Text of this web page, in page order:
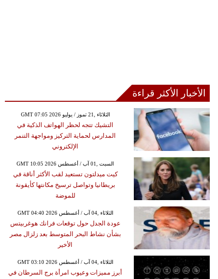
الأخبار الأكثر قراءة
GMT 07:05 2026 الثلاثاء ,21 تموز / يوليو
التشيك تتجه لحظر الهواتف الذكية في
المدارس لحماية التركيز ومواجهة التنمر
الإلكتروني
GMT 10:05 2026 السبت ,01 آب / أغسطس
كيت ميدلتون تستعيد لقب الأكثر أناقة في
بريطانيا وتواصل ترسيخ مكانتها كأيقونة
للموضة
GMT 04:40 2026 الثلاثاء ,04 آب / أغسطس
عودة الجدل حول توقعات فرانك هوغربيتس
بشأن نشاط البحر المتوسط بعد زلزال مصر
الأخير
GMT 03:10 2026 الثلاثاء ,04 آب / أغسطس
أبرز مميزات وعيوب امرأة برج السرطان في